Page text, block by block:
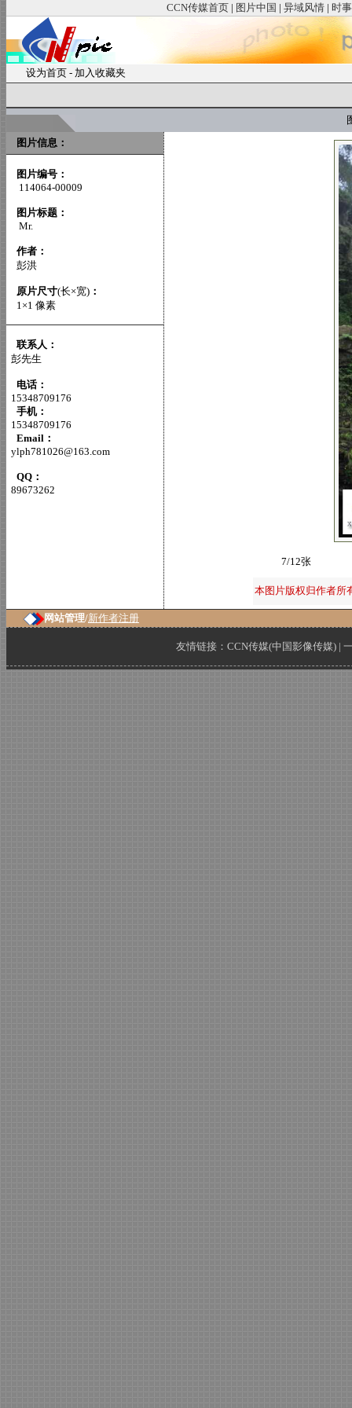
CCN传媒首页 | 图片中国 | 异域风情 | 时
设为首页 - 加入收藏夹
图片信息：
图片编号：
114064-00009
图片标题：
Mr.
作者：
彭洪
原片尺寸(长×宽) ：
1×1 像素
联系人：
彭先生
电话：
15348709176
手机：
15348709176
Email：
ylph781026@163.com
QQ：
89673262
7/12张
本图片版权归作者所
网站管理/新作者注册
友情链接： CCN传媒(中国影像传媒) |